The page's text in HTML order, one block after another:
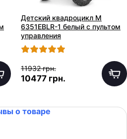
Детский квадроцикл M
6351EBLR-1 белый с пультом
управления
11932 грн.
10477 грн.
о товаре